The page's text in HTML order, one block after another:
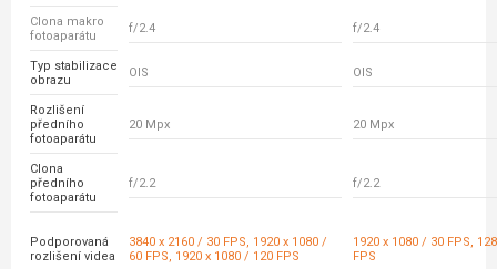
Clona makro
fotoaparátu
f/2.4 f/2.4
Typ stabilizace
obrazu
OIS OIS
Rozlišení
předního
fotoaparátu
20 Mpx 20 Mpx
Clona
předního
fotoaparátu
f/2.2 f/2.2
Podporovaná
rozlišení videa
3840 x 2160 / 30 FPS, 1920 x 1080 /
60 FPS, 1920 x 1080 / 120 FPS
1920 x 1080 / 30 FPS,
FPS